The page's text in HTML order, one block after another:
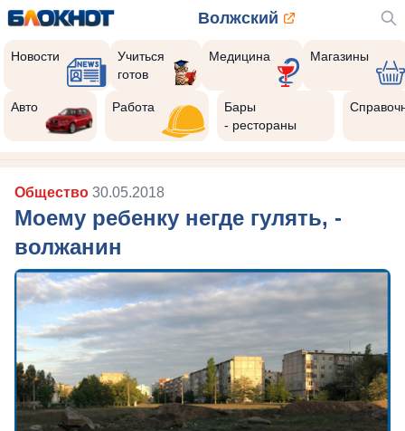
Волжский
Новости
Учиться
готов
Медицина Магазины
Авто Работа
Бары
- рестораны
Общество 30.05.2018
Моему ребенку негде гулять, -
волжанин
Реклама закроется через: